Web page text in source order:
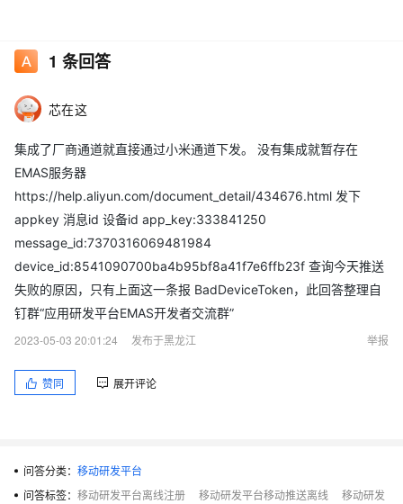
1 条回答
芯在这
集成了厂商通道就直接通过小米通道下发。 没有集成就暂存在
EMAS服务器
https://help.aliyun.com/document_detail/434676.html 发下
appkey 消息id 设备id app_key:333841250
message_id:7370316069481984
device_id:8541090700ba4b95bf8a41f7e6ffb23f 查询今天推送
失败的原因，只有上面这一条报 BadDeviceToken，此回答整理自
钉群“应用研发平台EMAS开发者交流群”
2023-05-03 20:01:24
发布于黑龙江 举报
赞同 展开评论
问答分类： 移动研发平台
问答标签： 移动研发平台离线注册 移动研发平台移动推送离线
移动研发